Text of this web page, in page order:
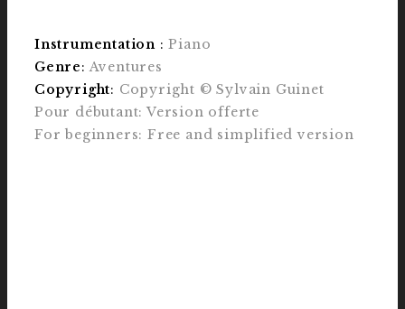
Instrumentation : Piano
Genre: Aventures
Copyright: Copyright © Sylvain Guinet
Pour débutant: Version offerte
For beginners: Free and simplified version